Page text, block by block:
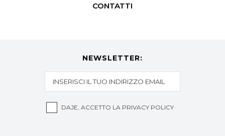
CONTATTI
NEWSLETTER:
DAJE, ACCETTO LA PRIVACY POLICY